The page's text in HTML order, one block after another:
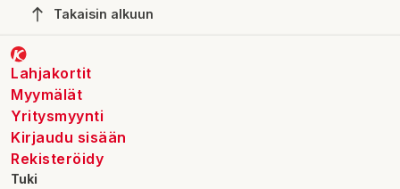
Takaisin alkuun
Lahjakortit
Myymälät
Yritysmyynti
Kirjaudu sisään
Rekisteröidy
Tuki